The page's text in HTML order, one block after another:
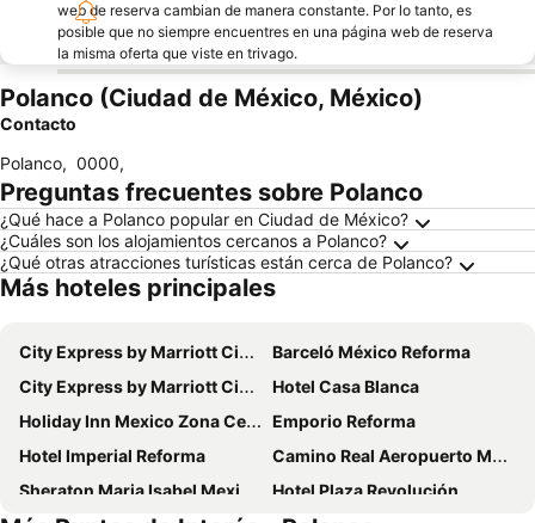
web de reserva cambian de manera constante. Por lo tanto, es
posible que no siempre encuentres en una página web de reserva
la misma oferta que viste en trivago.
Polanco (Ciudad de México, México)
Contacto
Polanco, 0000,
Preguntas frecuentes sobre Polanco
¿Qué hace a Polanco popular en Ciudad de México?
¿Cuáles son los alojamientos cercanos a Polanco?
¿Qué otras atracciones turísticas están cerca de Polanco?
Más hoteles principales
City Express by Marriott Ciudad De México La Raza
Barceló México Reforma
City Express by Marriott Ciudad De Mexico Alameda
Hotel Casa Blanca
Holiday Inn Mexico Zona Centro By Ihg
Emporio Reforma
Hotel Imperial Reforma
Camino Real Aeropuerto Mexico
Sheraton Maria Isabel Mexico City Reforma
Hotel Plaza Revolución